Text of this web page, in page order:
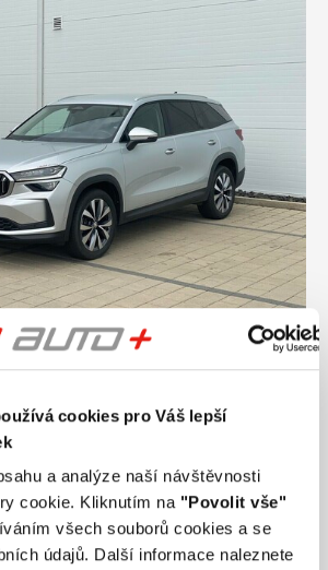
cookies pro Váš lepší
a analýze naší návštěvnosti
cookie. Kliknutím na "Povolit vše"
všech souborů cookies a se
údajů. Další informace naleznete
Exclusive Selection 2.0 TDI
Výkon
Převodovka
Automatická
DPH